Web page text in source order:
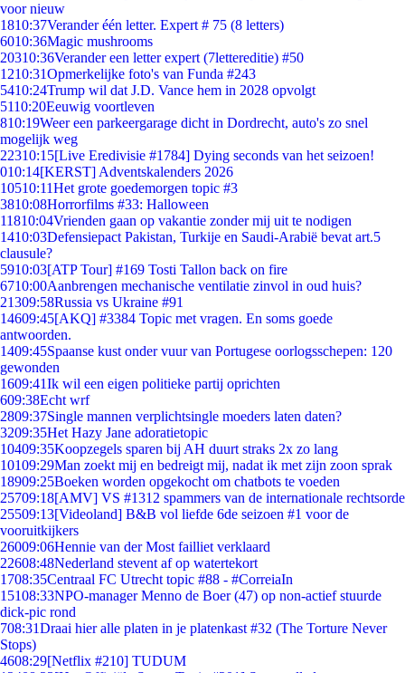
voor nieuw
1810:37Verander één letter. Expert # 75 (8 letters)
6010:36Magic mushrooms
20310:36Verander een letter expert (7lettereditie) #50
1210:31Opmerkelijke foto's van Funda #243
5410:24Trump wil dat J.D. Vance hem in 2028 opvolgt
5110:20Eeuwig voortleven
810:19Weer een parkeergarage dicht in Dordrecht, auto's zo snel
mogelijk weg
22310:15[Live Eredivisie #1784] Dying seconds van het seizoen!
010:14[KERST] Adventskalenders 2026
10510:11Het grote goedemorgen topic #3
3810:08Horrorfilms #33: Halloween
11810:04Vrienden gaan op vakantie zonder mij uit te nodigen
1410:03Defensiepact Pakistan, Turkije en Saudi-Arabië bevat art.5
clausule?
5910:03[ATP Tour] #169 Tosti Tallon back on fire
6710:00Aanbrengen mechanische ventilatie zinvol in oud huis?
21309:58Russia vs Ukraine #91
14609:45[AKQ] #3384 Topic met vragen. En soms goede
antwoorden.
1409:45Spaanse kust onder vuur van Portugese oorlogsschepen: 120
gewonden
1609:41Ik wil een eigen politieke partij oprichten
609:38Echt wrf
2809:37Single mannen verplichtsingle moeders laten daten?
3209:35Het Hazy Jane adoratietopic
10409:35Koopzegels sparen bij AH duurt straks 2x zo lang
10109:29Man zoekt mij en bedreigt mij, nadat ik met zijn zoon sprak
18909:25Boeken worden opgekocht om chatbots te voeden
25709:18[AMV] VS #1312 spammers van de internationale rechtsorde
25509:13[Videoland] B&B vol liefde 6de seizoen #1 voor de
vooruitkijkers
26009:06Hennie van der Most failliet verklaard
22608:48Nederland stevent af op watertekort
1708:35Centraal FC Utrecht topic #88 - #CorreiaIn
15108:33NPO-manager Menno de Boer (47) op non-actief stuurde
dick-pic rond
708:31Draai hier alle platen in je platenkast #32 (The Torture Never
Stops)
4608:29[Netflix #210] TUDUM